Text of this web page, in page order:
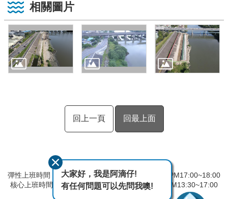
相關圖片
回上一頁 回最上面
彈性上班時間：AM8:00~09:00 彈性下班時間：PM17:00~18:00
核心上班時間：星期一 ~ 星期五 AM08:30~12:30 PM13:30~17:00
大家好，我是阿滴仔!
有任何問題可以先問我噢!